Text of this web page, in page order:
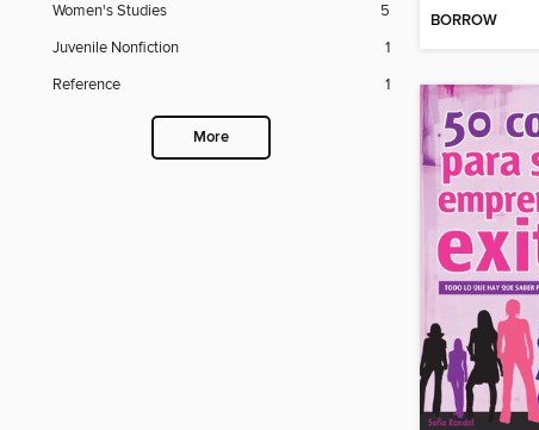
Women's Studies
5
Juvenile Nonfiction
1
Reference
1
More
BORROW